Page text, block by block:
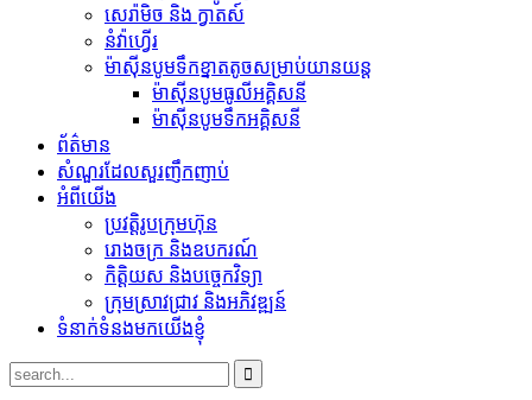
សេរ៉ាមិច និង ក្វាតស៍
នំ​វ៉ាហ្វើរ
ម៉ាស៊ីនបូមទឹកខ្នាតតូចសម្រាប់យានយន្ត
ម៉ាស៊ីនបូមធូលីអគ្គិសនី
ម៉ាស៊ីនបូមទឹកអគ្គិសនី
ព័ត៌មាន
សំណួរដែលសួរញឹកញាប់
អំពីយើង
ប្រវត្តិរូបក្រុមហ៊ុន
រោងចក្រ និងឧបករណ៍
កិត្តិយស និងបច្ចេកវិទ្យា
ក្រុមស្រាវជ្រាវ និងអភិវឌ្ឍន៍
ទំនាក់ទំនងមកយើងខ្ញុំ